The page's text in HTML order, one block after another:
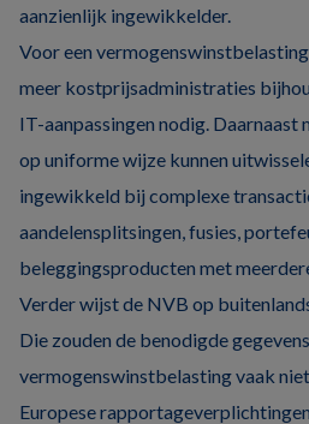
aanzienlijk ingewikkelder.
Voor een
meer kostprijsadministraties
IT-aanpassingen nodig. Daarnaast
op uniforme wijze kunnen
ingewikkeld bij complexe
aandelensplitsingen, fusies,
beleggingsproducten met
Verder wijst de NVB op
Die zouden de benodigde
vermogenswinstbelasting vaak
Europese